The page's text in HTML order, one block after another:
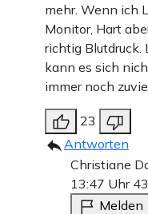
mehr. Wenn ich
Monitor, Hart
richtig Blutdruck.
kann es sich
immer noch
23
Antworten
Christiane
13:47 Uhr
Melden